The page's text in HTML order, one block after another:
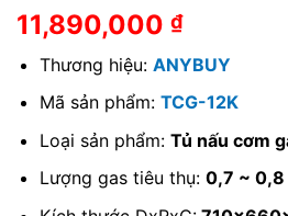
5.00 trên 5
dựa trên
1
11,890,000 ₫
Thương hiệu: ANYBUY
Mã sản phẩm: TCG-12K
Loại sản phẩm: Tủ nấu cơm
Lượng gas tiêu thụ: 0,7 ~ 0,8